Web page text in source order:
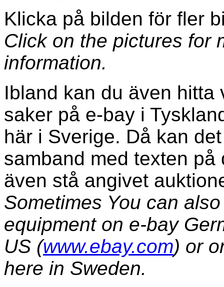
Klicka på bilden för fler
Click on the pictures for
information.
Ibland kan du även
saker på e-bay i
här i Sverige. Då kan
samband med texten
även stå angivet
Sometimes You can
equipment on e-bay
US (www.ebay.com) or
here in Sweden.